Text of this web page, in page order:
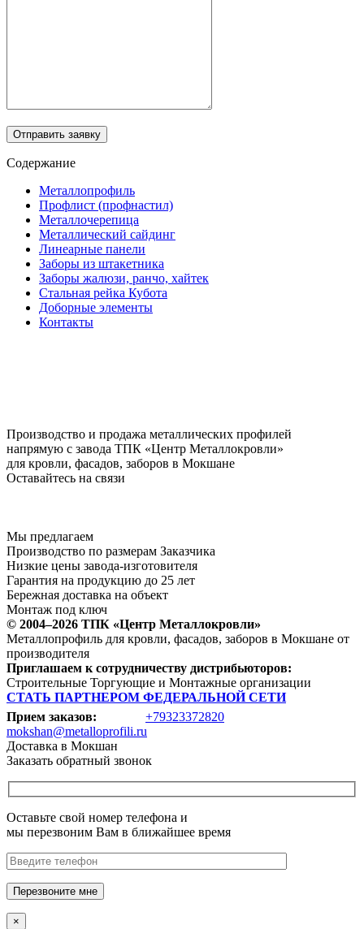
Отправить заявку
Содержание
Металлопрофиль
Профлист (профнастил)
Металлочерепица
Металлический сайдинг
Линеарные панели
Заборы из штакетника
Заборы жалюзи, ранчо, хайтек
Стальная рейка Кубота
Доборные элементы
Контакты
Производство и продажа металлических профилей
напрямую с завода ТПК «Центр Металлокровли»
для кровли, фасадов, заборов в Мокшане
Оставайтесь на связи
Мы предлагаем
Производство по размерам Заказчика
Низкие цены завода-изготовителя
Гарантия на продукцию до 25 лет
Бережная доставка на объект
Монтаж под ключ
© 2004–2026 ТПК «Центр Металлокровли»
Металлопрофиль для кровли, фасадов, заборов в Мокшане от
производителя
Приглашаем к сотрудничеству дистрибьюторов:
Строительные Торгующие и Монтажные организации
СТАТЬ ПАРТНЕРОМ ФЕДЕРАЛЬНОЙ СЕТИ
Прием заказов:
+79323372820
mokshan@metalloprofili.ru
Доставка в Мокшан
Заказать обратный звонок
Оставьте свой номер телефона и
мы перезвоним Вам в ближайшее время
Перезвоните мне
×